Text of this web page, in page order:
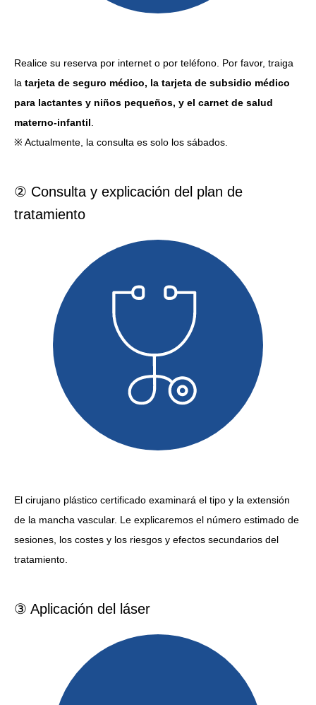
Realice su reserva por internet o por teléfono. Por favor, traiga
la tarjeta de seguro médico, la tarjeta de subsidio médico
para lactantes y niños pequeños, y el carnet de salud
materno-infantil
※ Actualmente, la consulta es solo los sábados.
② Consulta y explicación del plan de
tratamiento
El cirujano plástico certificado examinará el tipo y la extensión
de la mancha vascular. Le explicaremos el número estimado de
sesiones, los costes y los riesgos y efectos secundarios del
tratamiento.
③ Aplicación del láser